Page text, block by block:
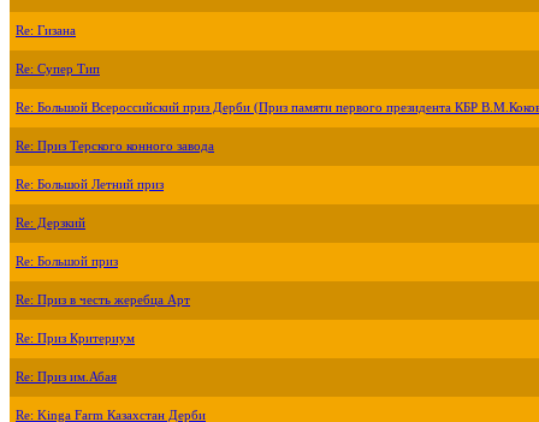
Re: Гизана
Re: Супер Тип
Re: Большой Всероссийский приз Дерби (Приз памяти первого президента КБР
Re: Приз Терского конного завода
Re: Большой Летний приз
Re: Дерзкий
Re: Большой приз
Re: Приз в честь жеребца Арт
Re: Приз Критериум
Re: Приз им.Абая
Re: Kinga Farm Казахстан Дерби